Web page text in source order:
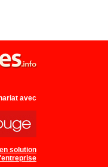
avec
solution